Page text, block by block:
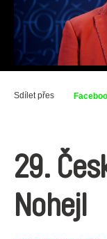
Sdílet přes
29.
Nohejl